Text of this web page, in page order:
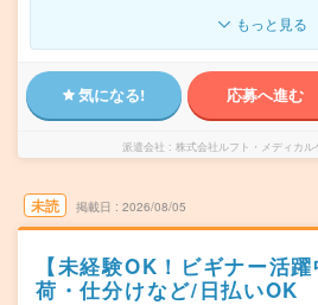
もっと見る
気になる! 応募へ進む
派遣会社 株式会社ルフト・メディカ
未読 掲載日 2026/08/05
【未経験OK！ビギナー活
荷・仕分けなど/日払いOK